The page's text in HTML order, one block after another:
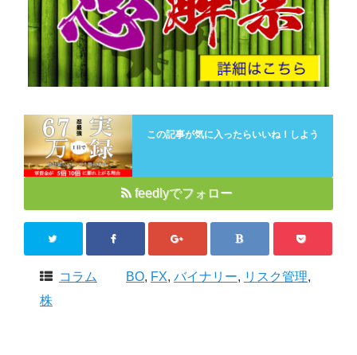
この記事が気に入ったらいいね！しよう
feedlyでフォロー
コラム BO, FX, バイナリー, リスク管理,
株